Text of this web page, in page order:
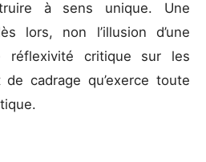
à sens unique. Une
lors, non l’illusion d’une
réflexivité critique sur les
cadrage qu’exerce toute